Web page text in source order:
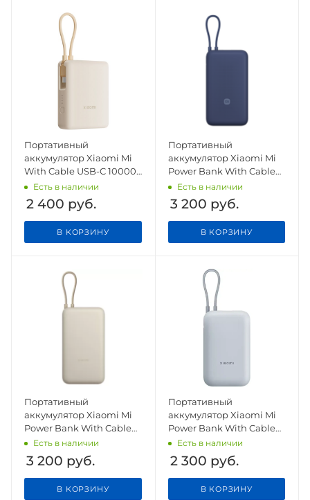
Портативный
аккумулятор Xiaomi Mi
With Cable USB-C 10000
mAh 33W PB1033MI
Beige CN
Есть в наличии
2 400 руб.
В КОРЗИНУ
Портативный
аккумулятор Xiaomi Mi
Power Bank With Cable
USB-C 20000 mAh
PB2030MI Blue
Есть в наличии
3 200 руб.
В КОРЗИНУ
Портативный
аккумулятор Xiaomi Mi
Power Bank With Cable
USB-C 20000 mAh
PB2030MI Beige
Есть в наличии
3 200 руб.
В КОРЗИНУ
Портативный
аккумулятор Xiaomi Mi
Power Bank With Cable
USB-C 10000mAh Pocket
Version P15ZM Blue
Есть в наличии
2 300 руб.
В КОРЗИНУ